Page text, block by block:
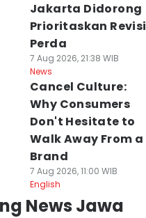
Jakarta Didorong
Prioritaskan Revisi
Perda
7 Aug 2026, 21:38 WIB
News
Cancel Culture:
Why Consumers
Don't Hesitate to
Walk Away From a
Brand
7 Aug 2026, 11:00 WIB
English
News Jawa